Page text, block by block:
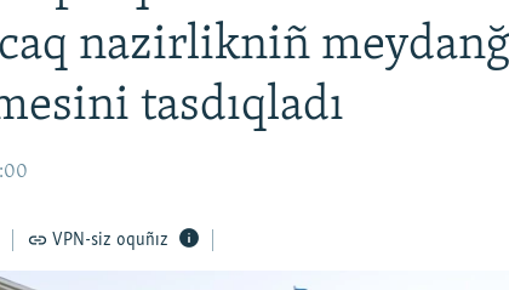
nazirlikniñ
tasdıqladı
VPN-siz oquñız